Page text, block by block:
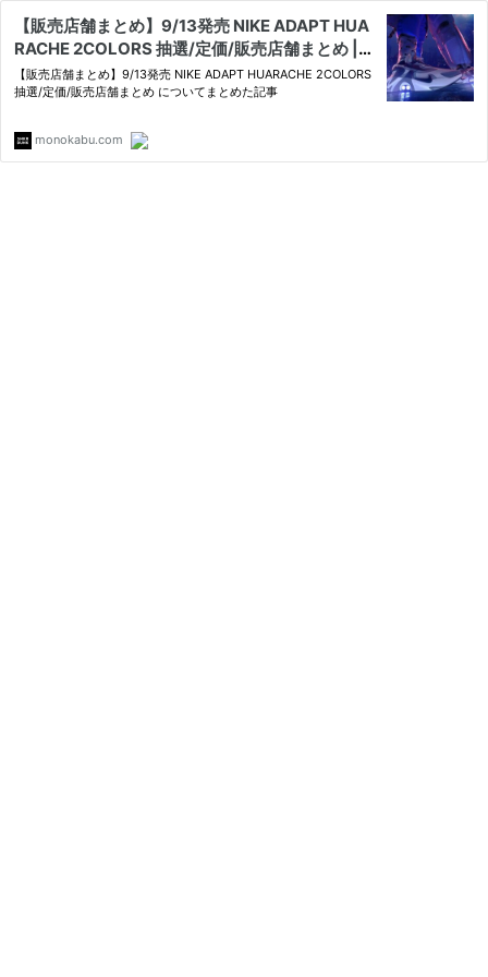
【販売店舗まとめ】9/13発売 NIKE ADAPT HUA
RACHE 2COLORS 抽選/定価/販売店舗まとめ |
スニーカーダンク
【販売店舗まとめ】9/13発売 NIKE ADAPT HUARACHE 2COLORS
抽選/定価/販売店舗まとめ についてまとめた記事
monokabu.com